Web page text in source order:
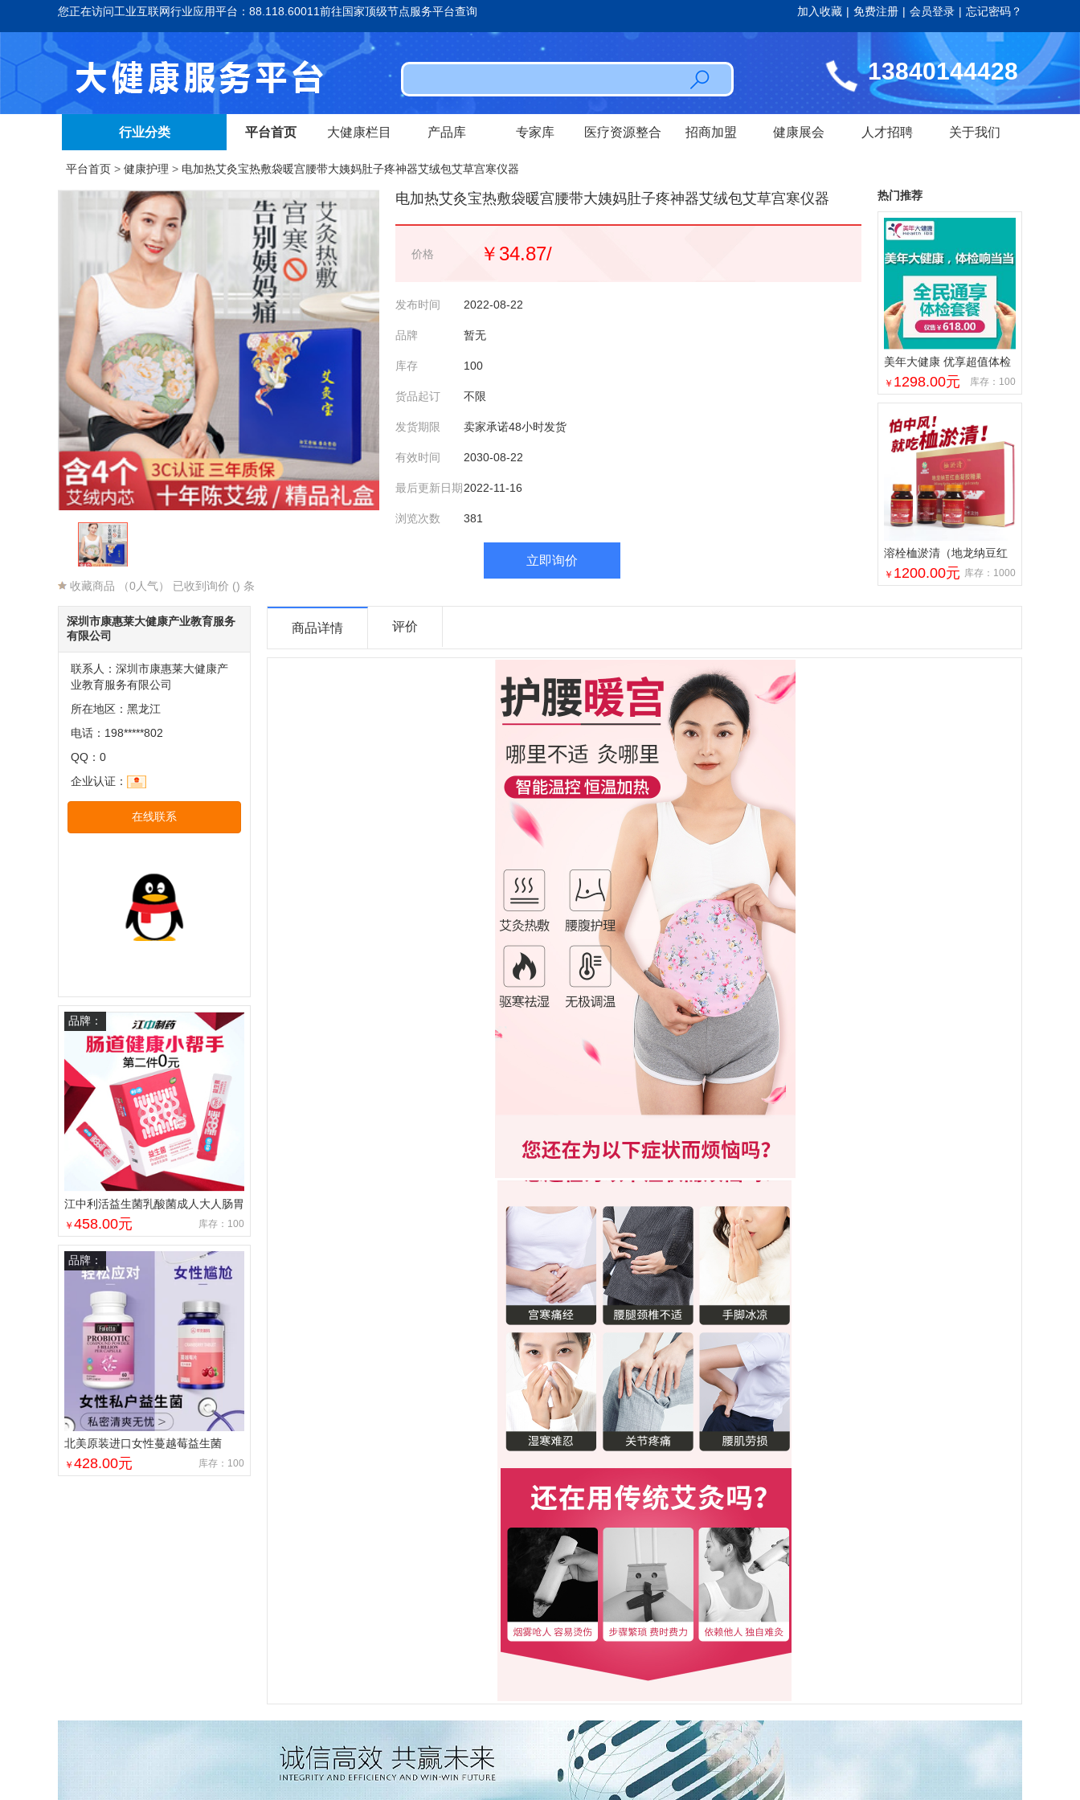
您正在访问工业互联网行业应用平台：88.118.60011前往国家顶级节点服务平台查询 加入收藏 | 免费注册 | 会员登录 | 忘记密码？
13840144428
行业分类 平台首页 大健康栏目 产品库 专家库 医疗资源整合 招商加盟 健康展会 人才招聘 关于我们
平台首页 > 健康护理 > 电加热艾灸宝热敷袋暖宫腰带大姨妈肚子疼神器艾绒包艾草宫寒仪器
收藏商品 （0人气） 已收到询价 () 条
电加热艾灸宝热敷袋暖宫腰带大姨妈肚子疼神器艾绒包艾草宫寒仪器
价格 ￥34.87/
发布时间 2022-08-22
品牌 暂无
库存 100
货品起订 不限
发货期限 卖家承诺48小时发货
有效时间 2030-08-22
最后更新日期2022-11-16
浏览次数 381
立即询价
热门推荐
美年大健康 优享超值体检
套餐 中青年 家人精英白领
￥ 1298.00元 库存：100
溶栓桖淤清（地龙纳豆红
曲凝胶糖果）
￥ 1200.00元 库存：1000
深圳市康惠莱大健康产业教育服务
有限公司
联系人：深圳市康惠莱大健康产
业教育服务有限公司
所在地区：黑龙江
电话：198*****802
QQ：0
企业认证：
在线联系
品牌：
江中利活益生菌乳酸菌成人大人肠胃
肠道活性官方店非调理冻干粉
￥ 458.00元 库存：100
品牌：
北美原装进口女性蔓越莓益生菌
￥ 428.00元 库存：100
商品详情 评价